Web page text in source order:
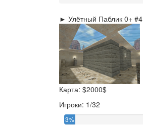
► Улётный Паблик 0+ #4
Карта: $2000$
Игроки: 1/32
3%